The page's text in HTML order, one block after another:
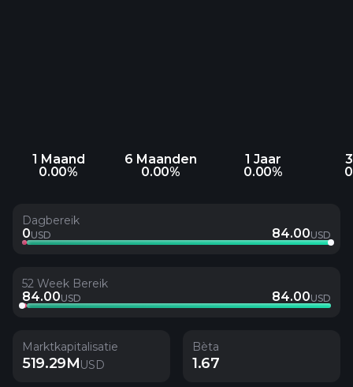
1 Maand
0.00%
6 Maanden
0.00%
1 Jaar
0.00%
Dagbereik
0USD 84.00USD
52 Week Bereik
84.00USD 84.00USD
Marktkapitalisatie
519.29MUSD
Bèta
1.67